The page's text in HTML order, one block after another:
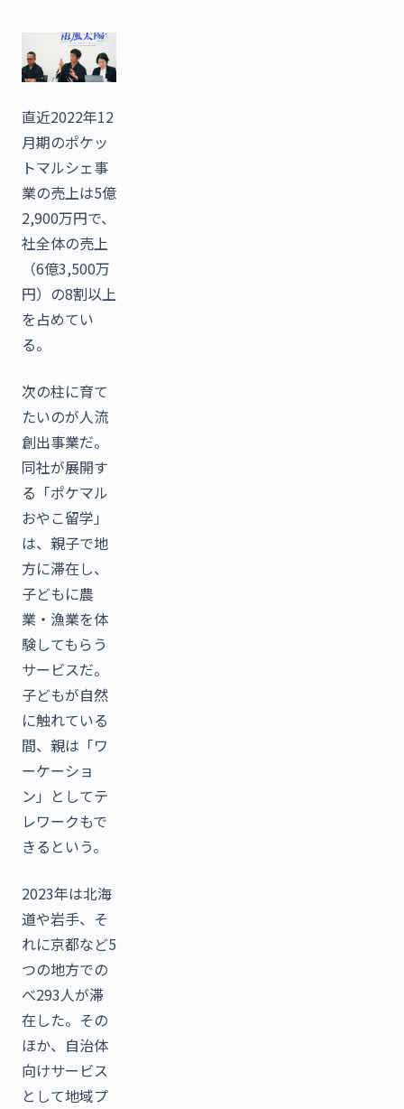
直近2022年12
月期のポケッ
トマルシェ事
業の売上は5億
2,900万円で、
社全体の売上
（6億3,500万
円）の8割以上
を占めてい
る。
次の柱に育て
たいのが人流
創出事業だ。
同社が展開す
る「ポケマル
おやこ留学」
は、親子で地
方に滞在し、
子どもに農
業・漁業を体
験してもらう
サービスだ。
子どもが自然
に触れている
間、親は「ワ
ーケーショ
ン」としてテ
レワークもで
きるという。
2023年は北海
道や岩手、そ
れに京都など5
つの地方での
べ293人が滞
在した。その
ほか、自治体
向けサービス
として地域プ